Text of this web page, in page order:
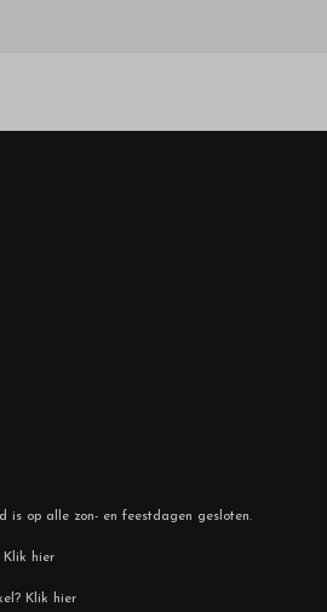
is op alle zon- en feestdagen gesloten.
Klik hier
Klik hier